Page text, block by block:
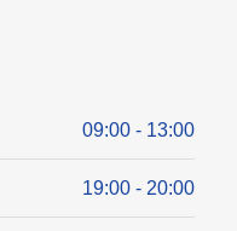
09:00 - 13:00
19:00 - 20:00